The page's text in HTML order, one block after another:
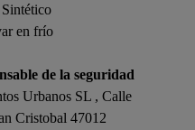
Sintético
en frío
de la seguridad
Urbanos SL , Calle
Cristobal 47012